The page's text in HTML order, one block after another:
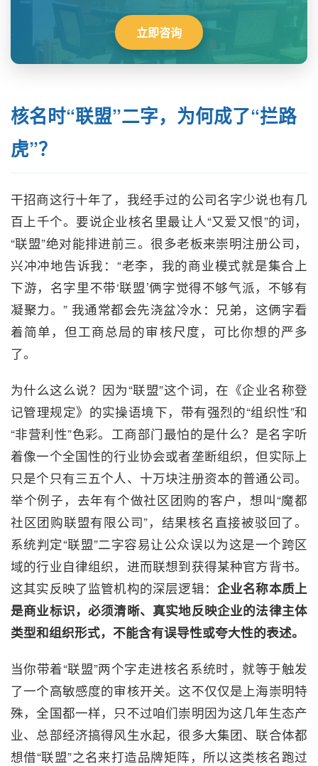
立即咨询
核名时“联盟”二字，为何成了“拦路
虎”？
干招商这行十年了，我经手过的公司名字少说也有几
百上千个。要说企业核名里最让人“又爱又恨”的词，
“联盟”绝对能排进前三。很多老板来崇明注册公司，
兴冲冲地告诉我：“老李，我的商业模式就是集合上
下游，名字里不带‘联盟’俩字觉得不够气派，不够有
凝聚力。” 我通常都会先浇盆冷水：兄弟，这俩字看
着简单，但工商总局的审核尺度，可比你想的严多
了。
为什么这么说？因为“联盟”这个词，在《企业名称登
记管理规定》的实操语境下，带有强烈的“组织性”和
“非营利性”色彩。工商部门最怕的是什么？是名字听
着像一个全国性的行业协会或者垄断组织，但实际上
只是个只有三五个人、十万块注册资本的普通公司。
举个例子，去年有个做社区团购的客户，想叫“魔都
社区团购联盟有限公司”，结果核名直接被驳回了。
系统判定“联盟”二字容易让公众误以为这是一个跨区
域的行业自律组织，进而联想到获得某种官方背书。
这其实反映了监管机构的深层逻辑： 企业名称本质上
是商业标识，必须清晰、真实地反映企业的法律主体
类型和组织形式，不能含有误导性或夸大性的表述。
当你带着“联盟”两个字走进核名系统时，就等于触发
了一个高敏感度的审核开关。这不仅仅是上海崇明特
殊，全国都一样，只不过咱们崇明因为这几年生态产
业、总部经济搞得风生水起，很多大集团、联合体都
想借“联盟”之名来打造品牌矩阵，所以这类核名跑过